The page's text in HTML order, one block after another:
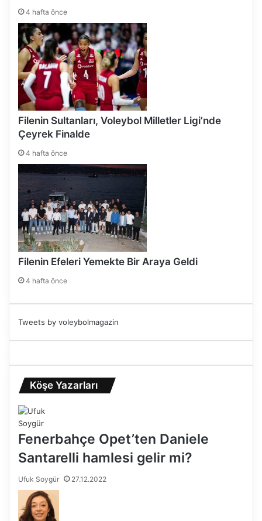
4 hafta önce
Filenin Sultanları, Voleybol Milletler Ligi’nde
Çeyrek Finalde
4 hafta önce
Filenin Efeleri Yemekte Bir Araya Geldi
4 hafta önce
Tweets by voleybolmagazin
Köşe Yazarları
Fenerbahçe Opet’ten Daniele
Santarelli hamlesi gelir mi?
Ufuk Soygür 27.12.2022